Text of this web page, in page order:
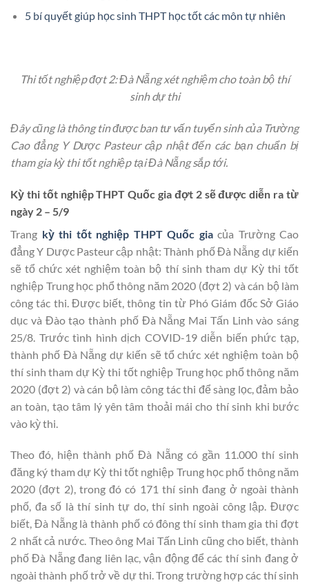
5 bí quyết giúp học sinh THPT học tốt các môn tự nhiên
Thi tốt nghiệp đợt 2: Đà Nẵng xét nghiệm cho toàn bộ thí
sinh dự thi
Đây cũng là thông tin được ban tư vấn tuyển sinh của Trường
Cao đẳng Y Dược Pasteur cập nhật đến các bạn chuẩn bị
tham gia kỳ thi tốt nghiệp tại Đà Nẵng sắp tới.
Kỳ thi tốt nghiệp THPT Quốc gia đợt 2 sẽ được diễn ra từ
ngày 2 – 5/9
Trang kỳ thi tốt nghiệp THPT Quốc giacủa Trường Cao
đẳng Y Dược Pasteur cập nhật: Thành phố Đà Nẵng dự kiến
sẽ tổ chức xét nghiệm toàn bộ thí sinh tham dự Kỳ thi tốt
nghiệp Trung học phổ thông năm 2020 (đợt 2) và cán bộ làm
công tác thi. Được biết, thông tin từ Phó Giám đốc Sở Giáo
dục và Đào tạo thành phố Đà Nẵng Mai Tấn Linh vào sáng
25/8. Trước tình hình dịch COVID-19 diễn biến phức tạp,
thành phố Đà Nẵng dự kiến sẽ tổ chức xét nghiệm toàn bộ
thí sinh tham dự Kỳ thi tốt nghiệp Trung học phổ thông năm
2020 (đợt 2) và cán bộ làm công tác thi để sàng lọc, đảm bảo
an toàn, tạo tâm lý yên tâm thoải mái cho thí sinh khi bước
vào kỳ thi.
Theo đó, hiện thành phố Đà Nẵng có gần 11.000 thí sinh
đăng ký tham dự Kỳ thi tốt nghiệp Trung học phổ thông năm
2020 (đợt 2), trong đó có 171 thí sinh đang ở ngoài thành
phố, đa số là thí sinh tự do, thí sinh ngoài công lập. Được
biết, Đà Nẵng là thành phố có đông thí sinh tham gia thi đợt
2 nhất cả nước. Theo ông Mai Tấn Linh cũng cho biết, thành
phố Đà Nẵng đang liên lạc, vận động để các thí sinh đang ở
ngoài thành phố trở về dự thi. Trong trường hợp các thí sinh